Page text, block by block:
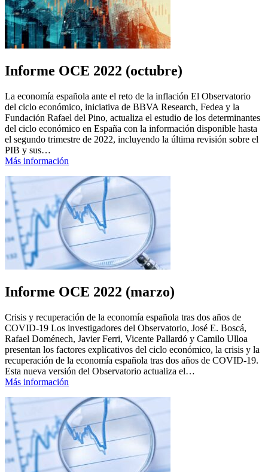
Informe OCE 2022 (octubre)
La economía española ante el reto de la inflación El Observatorio
del ciclo económico, iniciativa de BBVA Research, Fedea y la
Fundación Rafael del Pino, actualiza el estudio de los determinantes
del ciclo económico en España con la información disponible hasta
el segundo trimestre de 2022, incluyendo la última revisión sobre el
PIB y sus…
Más información
Informe OCE 2022 (marzo)
Crisis y recuperación de la economía española tras dos años de
COVID-19 Los investigadores del Observatorio, José E. Boscá,
Rafael Doménech, Javier Ferri, Vicente Pallardó y Camilo Ulloa
presentan los factores explicativos del ciclo económico, la crisis y la
recuperación de la economía española tras dos años de COVID-19.
Esta nueva versión del Observatorio actualiza el…
Más información